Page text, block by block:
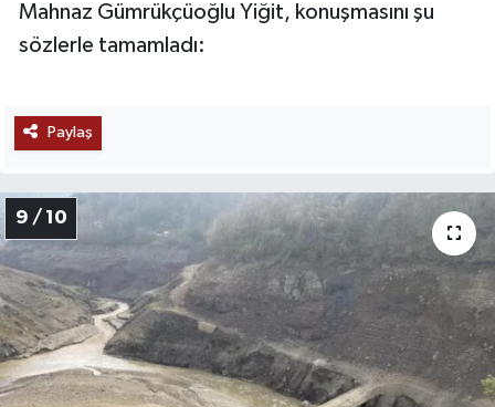
Mahnaz Gümrükçüoğlu Yiğit, konuşmasını şu
sözlerle tamamladı:
Paylaş
9 / 10